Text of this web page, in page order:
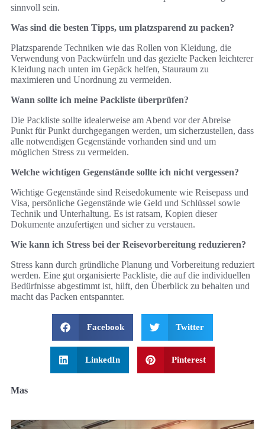
sinnvoll sein.
Was sind die besten Tipps, um platzsparend zu packen?
Platzsparende Techniken wie das Rollen von Kleidung, die
Verwendung von Packwürfeln und das gezielte Packen leichterer
Kleidung nach unten im Gepäck helfen, Stauraum zu
maximieren und Unordnung zu vermeiden.
Wann sollte ich meine Packliste überprüfen?
Die Packliste sollte idealerweise am Abend vor der Abreise
Punkt für Punkt durchgegangen werden, um sicherzustellen, dass
alle notwendigen Gegenstände vorhanden sind und um
möglichen Stress zu vermeiden.
Welche wichtigen Gegenstände sollte ich nicht vergessen?
Wichtige Gegenstände sind Reisedokumente wie Reisepass und
Visa, persönliche Gegenstände wie Geld und Schlüssel sowie
Technik und Unterhaltung. Es ist ratsam, Kopien dieser
Dokumente anzufertigen und sicher zu verstauen.
Wie kann ich Stress bei der Reisevorbereitung reduzieren?
Stress kann durch gründliche Planung und Vorbereitung reduziert
werden. Eine gut organisierte Packliste, die auf die individuellen
Bedürfnisse abgestimmt ist, hilft, den Überblick zu behalten und
macht das Packen entspannter.
Facebook Twitter
LinkedIn Pinterest
Mas